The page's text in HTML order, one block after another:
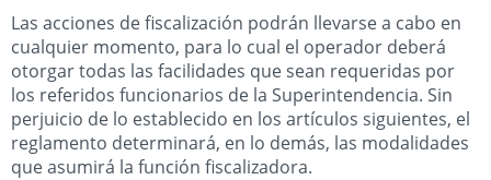
Las acciones de fiscalización podrán llevarse a cabo en
cualquier momento, para lo cual el operador deberá
otorgar todas las facilidades que sean requeridas por
los referidos funcionarios de la Superintendencia. Sin
perjuicio de lo establecido en los artículos siguientes, el
reglamento determinará, en lo demás, las modalidades
que asumirá la función fiscalizadora.